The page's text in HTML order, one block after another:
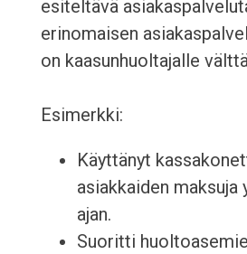
esiteltävä
erinomaisen
on kaasunhuoltajalle
Esimerkki:
Käyttänyt
asiakkaiden maksuja
ajan.
Suoritti